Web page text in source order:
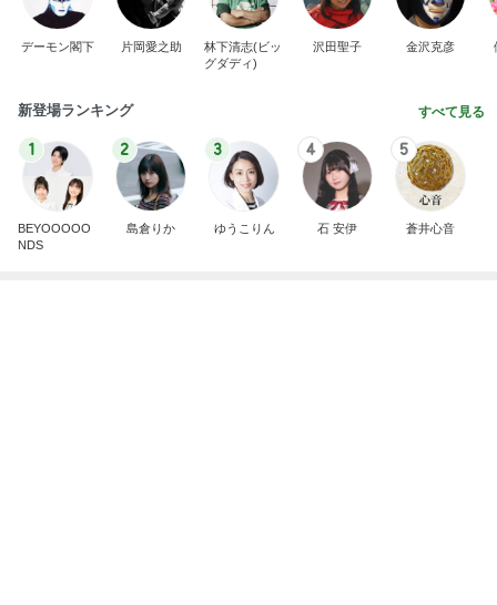
デーモン閣下 片岡愛之助
林下清志(ビッ
グダディ)
沢田聖子 金沢克彦
新登場ランキング すべて見る
1
BEYOOOOO
NDS
2
島倉りか
3
ゆうこりん
4
石 安伊
5
蒼井心音